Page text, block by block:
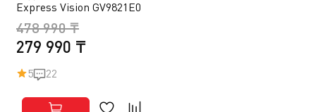
Express Vision GV9821E0
279 990 ₸
478 990 ₸
5 22